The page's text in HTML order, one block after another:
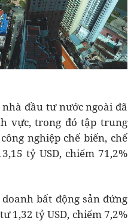
đầu tư nước ngoài đã
vực, trong đó tập trung
nghiệp chế biến, chế
tỷ USD, chiếm 71,2%
bất động sản đứng
1,32 tỷ USD, chiếm 7,2%